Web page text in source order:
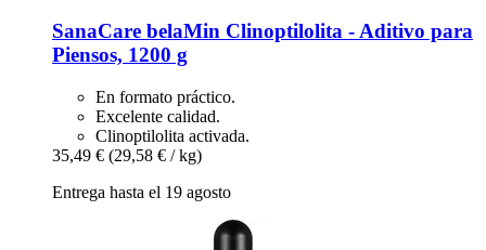
SanaCare belaMin Clinoptilolita -​ Aditivo para
Piensos, 1200 g
En formato práctico.
Excelente calidad.
Clinoptilolita activada.
35,49 € (29,58 € / kg)
Entrega hasta el 19 agosto